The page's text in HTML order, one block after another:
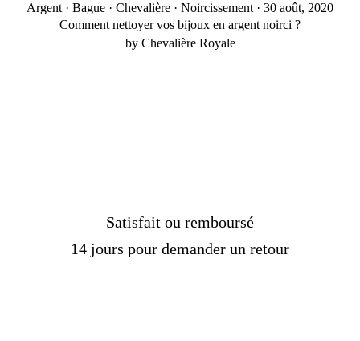
Argent · Bague · Chevalière · Noircissement · 30 août, 2020
Comment nettoyer vos bijoux en argent noirci ?
by Chevalière Royale
Satisfait ou remboursé
14 jours pour demander un retour